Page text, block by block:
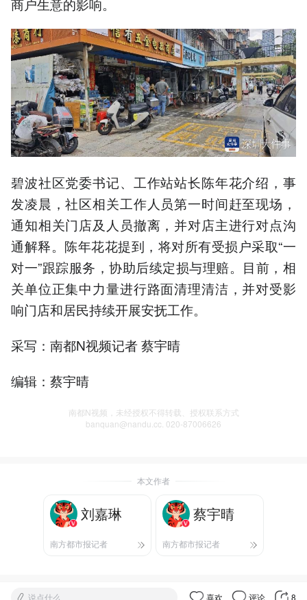
碧波社区党委书记、工作站站长陈年花介绍，事
发凌晨，社区相关工作人员第一时间赶至现场，
通知相关门店及人员撤离，并对店主进行对点沟
通解释。陈年花花提到，将对所有受损户采取“一
对一”跟踪服务，协助后续定损与理赔。目前，相
关单位正集中力量进行路面清理清洁，并对受影
响门店和居民持续开展安抚工作。
采写：南都N视频记者 蔡宇晴
编辑：蔡宇晴
南都N视频，未经授权不得转载、授权联系方式
banquan@nandu.cc. 020-87006626
本文作者
刘嘉琳
南方都市报记者
蔡宇晴
南方都市报记者
说点什么 喜欢 评论 8